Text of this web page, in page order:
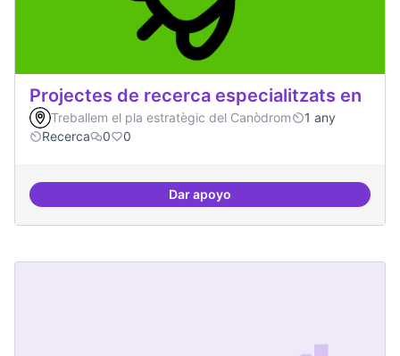
Projectes de recerca especialitzats en
Treballem el pla estratègic del Canòdrom
1 any
Recerca
0 0
Dar apoyoProjectes de recerca